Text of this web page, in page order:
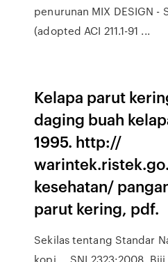
penurunan MIX DESIGN -
(adopted ACI 211.1-91 ...
Kelapa parut
daging buah
1995. http://
kesehatan/
parut kering, pdf.
Sekilas tentang Standar
kopi ... SNI 2323:2008,